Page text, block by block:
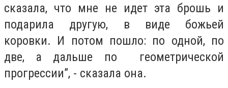
сказала, что мне не идет эта брошь и
подарила другую, в виде божьей
коровки. И потом пошло: по одной, по
две, а дальше по геометрической
прогрессии”, - сказала она.